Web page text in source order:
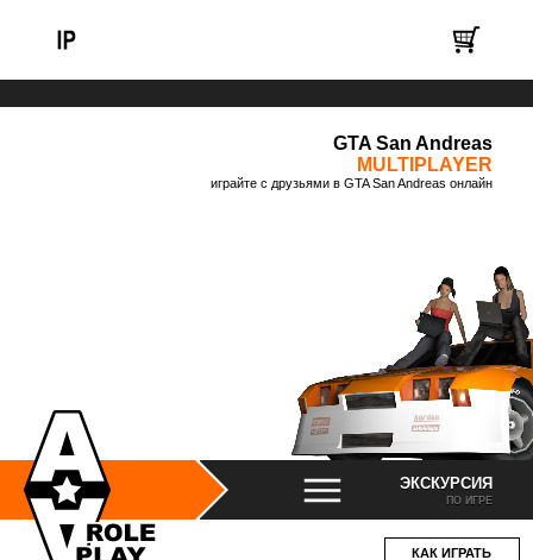
GTA San Andreas
MULTIPLAYER
играйте с друзьями в GTA San Andreas онлайн
ЭКСКУРСИЯ
ПО ИГРЕ
КАК ИГРАТЬ